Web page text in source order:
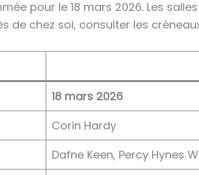
pour le 18 mars 2026. Les
de chez soi, consulter les
18 mars 2026
Corin Hardy
Dafne Keen, Percy Hynes